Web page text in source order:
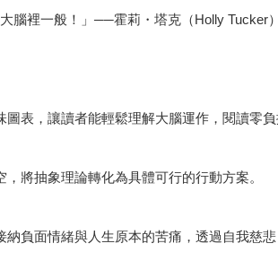
腦裡一般！」──霍莉・塔克（Holly Tucker
表，讓讀者能輕鬆理解大腦運作，閱讀零負
將抽象理論轉化為具體可行的行動方案。
負面情緒與人生原本的苦痛，透過自我慈